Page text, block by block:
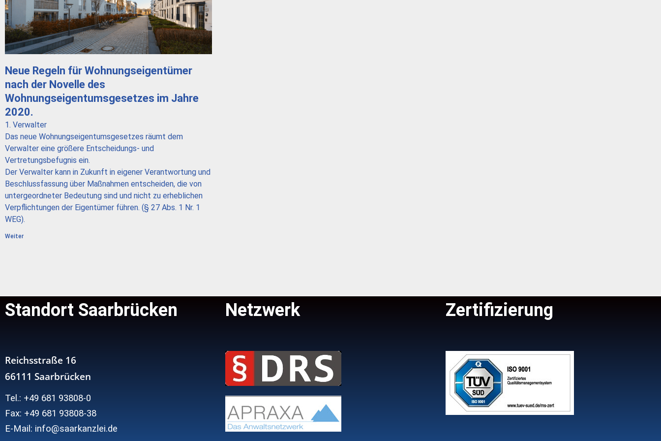
Neue Regeln für Wohnungseigentümer
nach der Novelle des
Wohnungseigentumsgesetzes im Jahre
2020.
1. Verwalter
Das neue Wohnungseigentumsgesetzes räumt dem
Verwalter eine größere Entscheidungs- und
Vertretungsbefugnis ein.
Der Verwalter kann in Zukunft in eigener Verantwortung und
Beschlussfassung über Maßnahmen entscheiden, die von
untergeordneter Bedeutung sind und nicht zu erheblichen
Verpflichtungen der Eigentümer führen. (§ 27 Abs. 1 Nr. 1
WEG).
Weiter
Standort Saarbrücken
Reichsstraße 16
66111 Saarbrücken
Tel.: +49 681 93808-0
Fax: +49 681 93808-38
E-Mail: info@saarkanzlei.de
Netzwerk Zertifizierung